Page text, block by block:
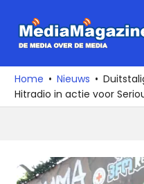
naar
media
over
de
Home Nieuws
Hitradio in actie voor